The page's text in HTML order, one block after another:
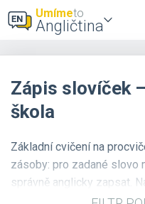
Umímeto
Angličtina
Zápis slovíček
škola
Základní cvičení na
zásoby: pro zadané slovo
správně anglicky zapsat.
slovíček, která jsou